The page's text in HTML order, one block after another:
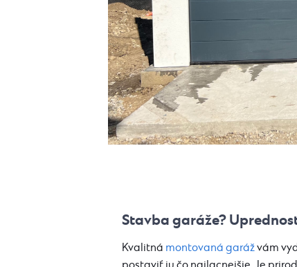
Stavba garáže?
Kvalitná montovaná garážvám